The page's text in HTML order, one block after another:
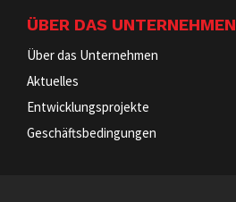
ÜBER DAS UNTERNEHMEN
Über das Unternehmen
Aktuelles
Entwicklungsprojekte
Geschäftsbedingungen